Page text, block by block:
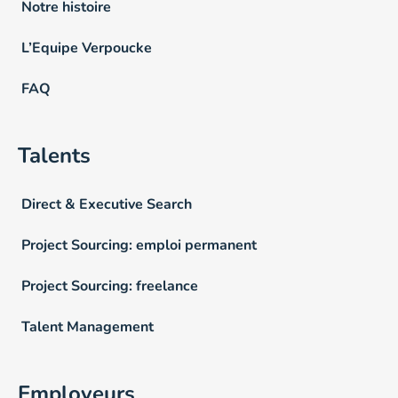
Notre histoire
L’Equipe Verpoucke
FAQ
Talents
Direct & Executive Search
Project Sourcing: emploi permanent
Project Sourcing: freelance
Talent Management